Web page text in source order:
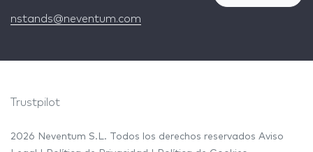
nstands@neventum.com
Trustpilot
2026 Neventum S.L. Todos los derechos reservados Aviso